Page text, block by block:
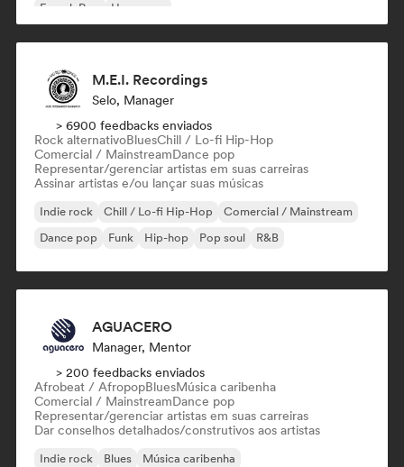
French Pop
Hyperpop
M.E.I. Recordings
Selo, Manager
> 6900 feedbacks enviados
Rock alternativoBluesChill / Lo-fi Hip-Hop
Comercial / MainstreamDance pop
Representar/gerenciar artistas em suas carreiras
Assinar artistas e/ou lançar suas músicas
Indie rock Chill / Lo-fi Hip-Hop
Comercial / Mainstream
Dance pop
Funk Hip-hop Pop soul R&B
AGUACERO
Manager, Mentor
> 200 feedbacks enviados
Afrobeat / AfropopBluesMúsica caribenha
Comercial / MainstreamDance pop
Representar/gerenciar artistas em suas carreiras
Dar conselhos detalhados/construtivos aos artistas
Indie rock Blues Música caribenha